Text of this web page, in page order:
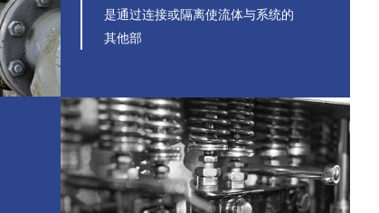
是通过连接或隔离使流体与系统的
其他部